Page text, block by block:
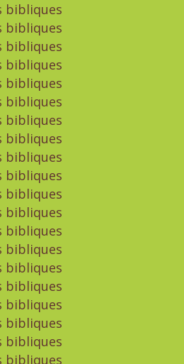
bibliques
bibliques
bibliques
bibliques
bibliques
bibliques
bibliques
bibliques
bibliques
bibliques
bibliques
bibliques
bibliques
bibliques
bibliques
bibliques
bibliques
bibliques
bibliques
bibliques